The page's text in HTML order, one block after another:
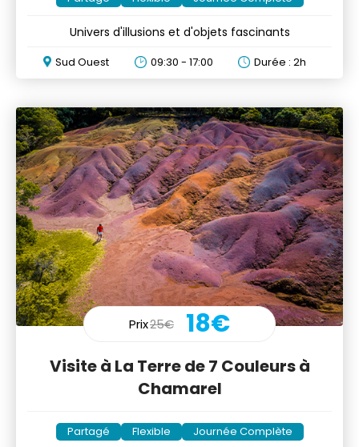
Univers d'illusions et d'objets fascinants
Sud Ouest 09:30 - 17:00 Durée : 2h
Prix25€ 18€
Visite à La Terre de 7 Couleurs à
Chamarel
Partagé Flexible Journée Complète